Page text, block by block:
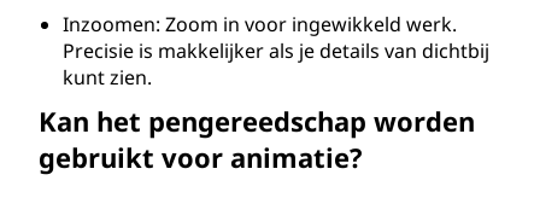
Inzoomen: Zoom in voor ingewikkeld werk.
Precisie is makkelijker als je details van dichtbij
kunt zien.
Kan het pengereedschap worden
gebruikt voor animatie?